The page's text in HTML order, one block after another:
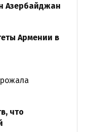
Азербайджан
Армении в
что